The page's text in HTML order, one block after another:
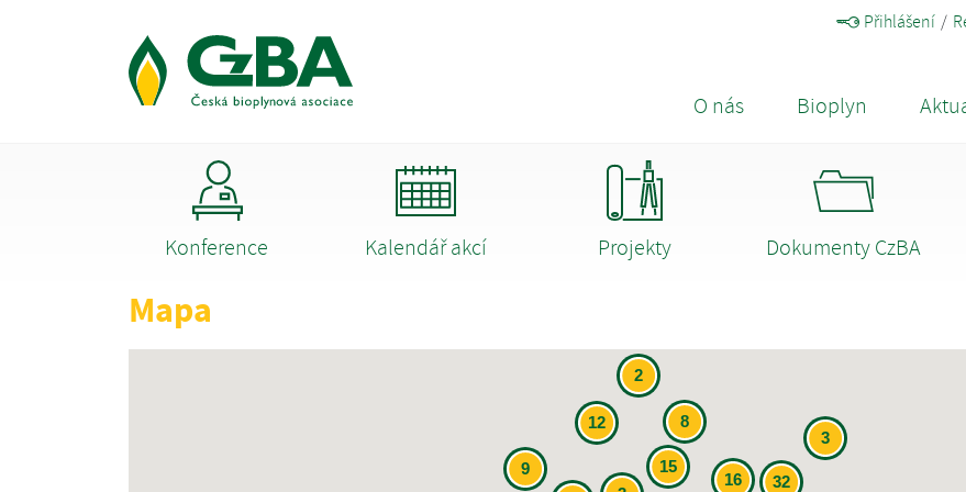
Přihlášení
O nás Bioplyn
Konference Kalendář akcí Projekty Dokumenty CzBA
Mapa
32
15
8
16
12
9
3
2